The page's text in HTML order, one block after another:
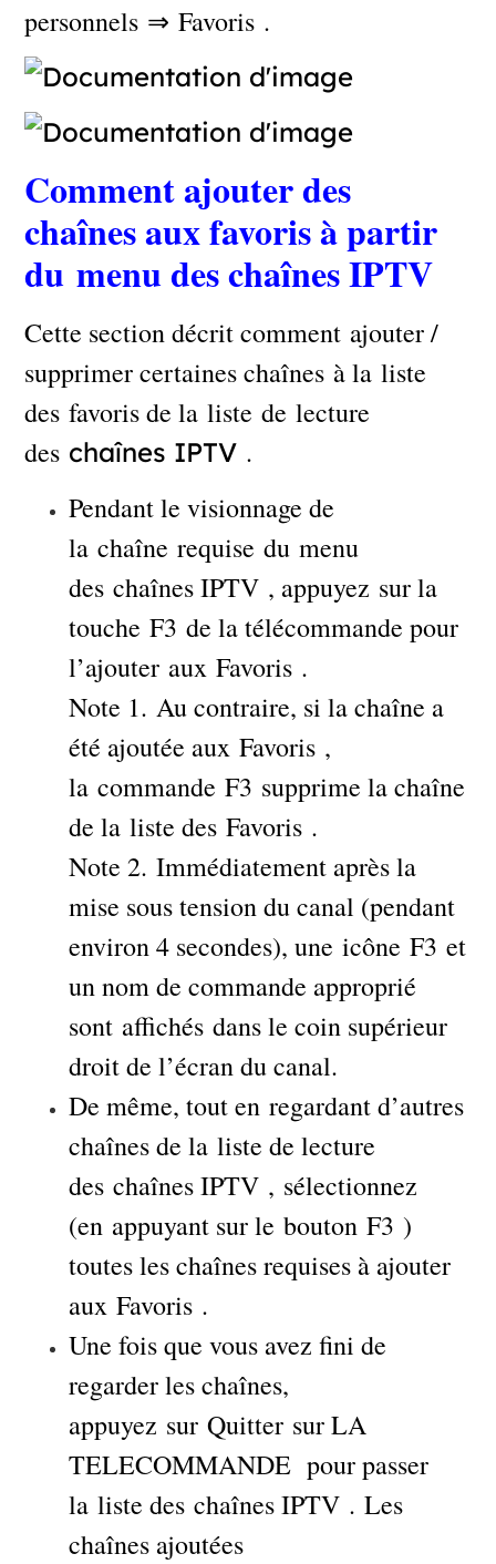
personnels ⇒ Favoris .
Comment ajouter des
chaînes aux favoris à partir
du menu des chaînes IPTV
Cette section décrit comment ajouter /
supprimer certaines chaînes à la liste
des favoris de la liste de lecture
des chaînes IPTV .
Pendant le visionnage de
la chaîne requise du menu
des chaînes IPTV , appuyez sur la
touche F3 de la télécommande pour
l’ajouter aux Favoris .
Note 1. Au contraire, si la chaîne a
été ajoutée aux Favoris ,
la commande F3 supprime la chaîne
de la liste des Favoris .
Note 2. Immédiatement après la
mise sous tension du canal (pendant
environ 4 secondes), une icône F3 et
un nom de commande approprié
sont affichés dans le coin supérieur
droit de l’écran du canal.
De même, tout en regardant d’autres
chaînes de la liste de lecture
des chaînes IPTV , sélectionnez
(en appuyant sur le bouton F3 )
toutes les chaînes requises à ajouter
aux Favoris .
Une fois que vous avez fini de
regarder les chaînes,
appuyez sur Quitter sur LA
TELECOMMANDE pour passer
la liste des chaînes IPTV . Les
chaînes ajoutées